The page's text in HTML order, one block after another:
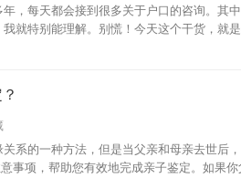
，每天都会接到很多关于户口的咨询。其
就特别能理解。别慌！今天这个干货，就
系的一种方法，但是当父亲和母亲去世后
事项，帮助您有效地完成亲子鉴定。如果